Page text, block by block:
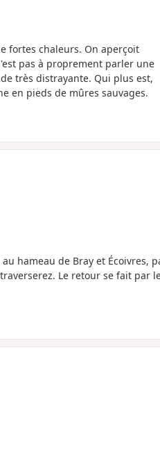
fortes chaleurs. On aperçoit
pas à proprement parler une
très distrayante. Qui plus est,
en pieds de mûres sauvages.
hameau de Bray et Écoivres,
Le retour se fait par